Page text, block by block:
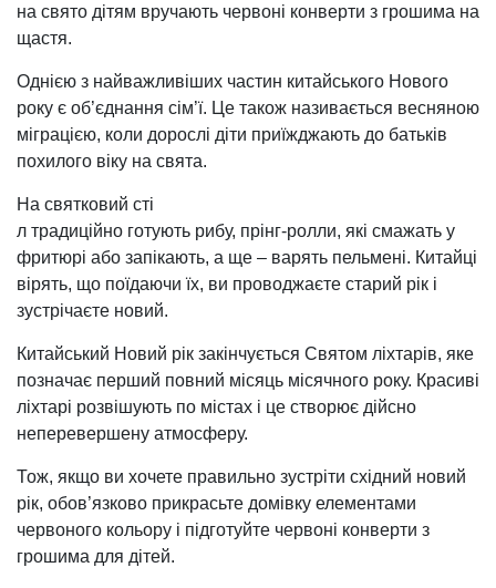
на свято дітям вручають червоні конверти з грошима на
щастя.
Однією з найважливіших частин китайського Нового
року є об’єднання сім’ї. Це також називається весняною
міграцією, коли дорослі діти приїжджають до батьків
похилого віку на свята.
На святковий сті
л традиційно готують рибу, прінг-ролли, які смажать у
фритюрі або запікають, а ще – варять пельмені. Китайці
вірять, що поїдаючи їх, ви проводжаєте старий рік і
зустрічаєте новий.
Китайський Новий рік закінчується Святом ліхтарів, яке
позначає перший повний місяць місячного року. Красиві
ліхтарі розвішують по містах і це створює дійсно
неперевершену атмосферу.
Тож, якщо ви хочете правильно зустріти східний новий
рік, обов’язково прикрасьте домівку елементами
червоного кольору і підготуйте червоні конверти з
грошима для дітей.